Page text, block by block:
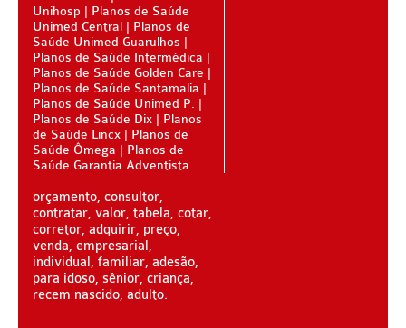
PERNAMBUCO - PLANO DE SAÚDE
PIAUÍ - PLANO DE SAÚDE
RIO DE JANEIRO - PLANO DE SAÚDE
RIO GRANDE DO NORTE - PLANO DE SAÚDE
RIO GRANDE DO SUL - PLANO DE SAÚDE
RORAIMA - PLANO DE SAÚDE
SANTA CATARINA - PLANO DE SAÚDE
SÃO PAULO - PLANO DE SAÚDE
Unihosp
Planos de Saúde
Unimed Central
Planos de
Saúde Unimed Guarulhos
Planos de Saúde Intermédica
Planos de Saúde Golden Care
Planos de Saúde Santamalia
Planos de Saúde Unimed P.
Planos de Saúde Dix
Planos
de Saúde Lincx
Planos de
Saúde Ômega
Planos de
Saúde Garantia Adventista
orçamento, consultor,
contratar, valor, tabela, cotar,
corretor, adquirir, preço,
venda, empresarial,
individual, familiar, adesão,
para idoso, sênior, criança,
recem nascido, adulto.